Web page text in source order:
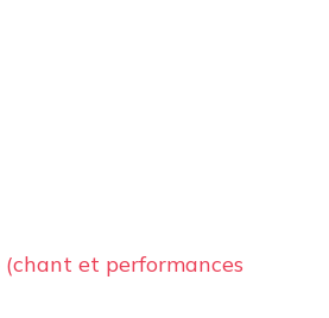
(chant et performances